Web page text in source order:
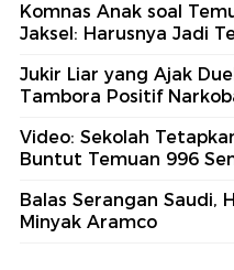
Komnas Anak soal
Jaksel: Harusnya Jadi
Jukir Liar yang Ajak
Tambora Positif
Video: Sekolah
Buntut Temuan 996
Balas Serangan Saudi,
Minyak Aramco